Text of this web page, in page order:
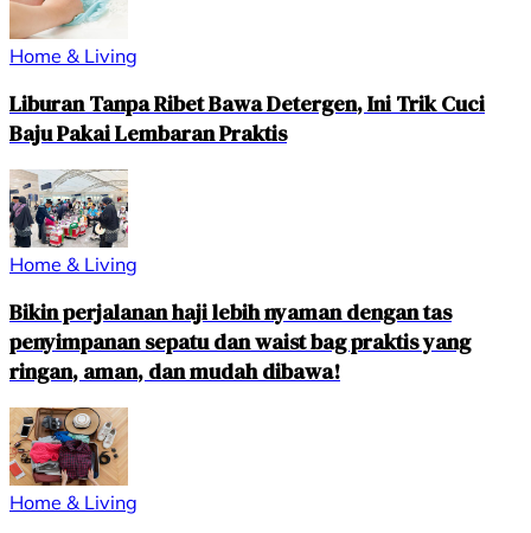
Home & Living
Liburan Tanpa Ribet Bawa Detergen, Ini Trik Cuci
Baju Pakai Lembaran Praktis
Home & Living
Bikin perjalanan haji lebih nyaman dengan tas
penyimpanan sepatu dan waist bag praktis yang
ringan, aman, dan mudah dibawa!
Home & Living